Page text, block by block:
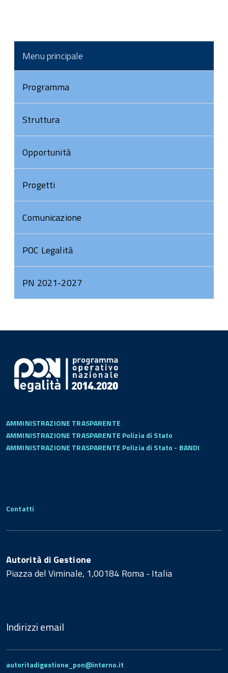
Menu principale
Programma
Struttura
Opportunità
Progetti
Comunicazione
POC Legalità
PN 2021-2027
AMMINISTRAZIONE TRASPARENTE
AMMINISTRAZIONE TRASPARENTE Polizia di Stato
AMMINISTRAZIONE TRASPARENTE Polizia di Stato - BANDI
Contatti
Autorità di Gestione
Piazza del Viminale, 1,00184 Roma - Italia
Indirizzi email
autoritadigestione_pon@interno.it